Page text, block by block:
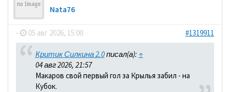
Nata76
- 05 авг 2026, 15:00 #1319911
Критик Силкина 2.0писал(а): ↑
04 авг 2026, 21:57
Макаров свой первый гол за Крылья забил - на
Кубок.